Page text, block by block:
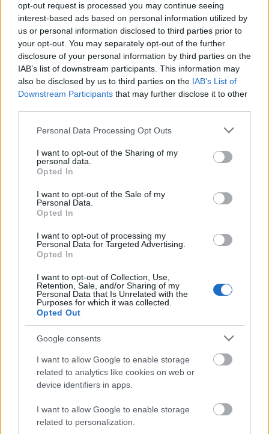
opt-out request is processed you may continue seeing
interest-based ads based on personal information utilized by
us or personal information disclosed to third parties prior to
your opt-out. You may separately opt-out of the further
disclosure of your personal information by third parties on the
IAB’s list of downstream participants. This information may
also be disclosed by us to third parties on the IAB’s List of
Downstream Participants that may further disclose it to other
Please note that this website/app uses one or more Google
not limited to your visit or usage behaviour. You may click to
grant or deny consent to Google and its third-party tags to
use your data for below specified purposes in below Google
consent section.
Personal Data Processing Opt Outs
I want to opt-out of the Sharing of my
personal data.
Opted In
I want to opt-out of the Sale of my
Personal Data.
Opted In
I want to opt-out of processing my
Personal Data for Targeted Advertising.
Opted In
I want to opt-out of Collection, Use,
Retention, Sale, and/or Sharing of my
Personal Data that Is Unrelated with the
Purposes for which it was collected.
Opted Out
Google consents
I want to allow Google to enable storage
related to analytics like cookies on web or
device identifiers in apps.
I want to allow Google to enable storage
related to personalization.
Uwaga na owe błędy!
Jak wymawiać i odmieniać nazwę
Antigua i Barbuda?
Praktyczna realizacja?
Ciekawostki
przytomny— Jakprzytomnyz zaimkami chadzał, czyli o
pochodzeniu, znaczeniu i rozwoju
abderyta— Stereotypy są złe, ale…
Mogą Cię zainteresować również hasła
rock and roll